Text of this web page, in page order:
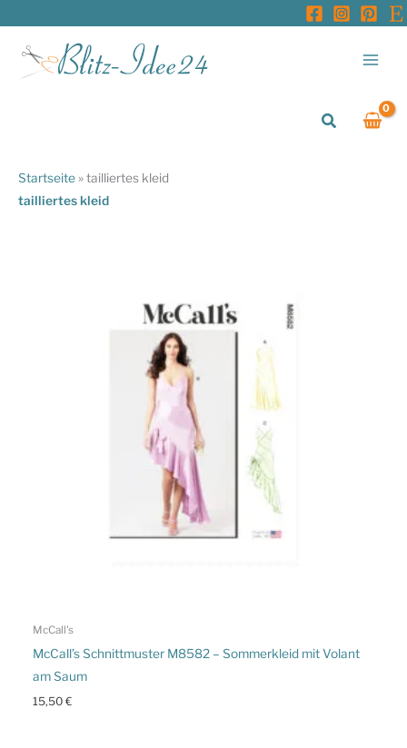
springen
Suchen
Startseite »tailliertes kleid
tailliertes kleid
McCall's
McCall’s Schnittmuster M8582 – Sommerkleid mit Volant
am Saum
15,50€